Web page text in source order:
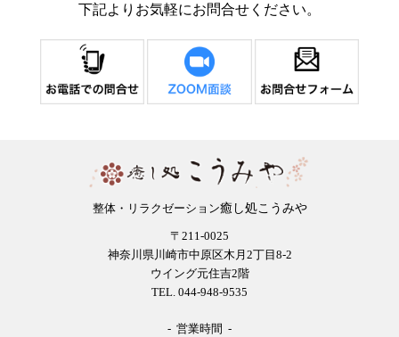
下記よりお気軽にお問合せください。
整体・リラクゼーション癒し処こうみや
〒211-0025
神奈川県川崎市中原区木月2丁目8-2
ウイング元住吉2階
TEL. 044-948-9535
- 営業時間 -